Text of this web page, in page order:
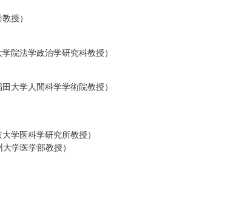
授）
院法学政治学研究科教授）
大学人間科学学術院教授）
学医科学研究所教授）
学医学部教授）